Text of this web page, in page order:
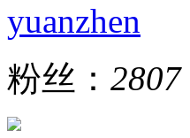
yuanzhen
粉丝： 2807